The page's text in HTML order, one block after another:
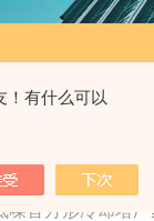
！有什么可以
音方形冷却塔厂